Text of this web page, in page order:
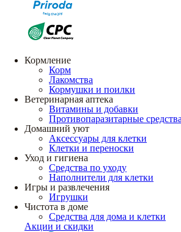
Кормление
Корм
Лакомства
Кормушки и поилки
Ветеринарная аптека
Витамины и добавки
Противопаразитарные средства
Домашний уют
Аксессуары для клетки
Клетки и переноски
Уход и гигиена
Средства по уходу
Наполнители для клетки
Игры и развлечения
Игрушки
Чистота в доме
Средства для дома и клетки
Акции и скидки